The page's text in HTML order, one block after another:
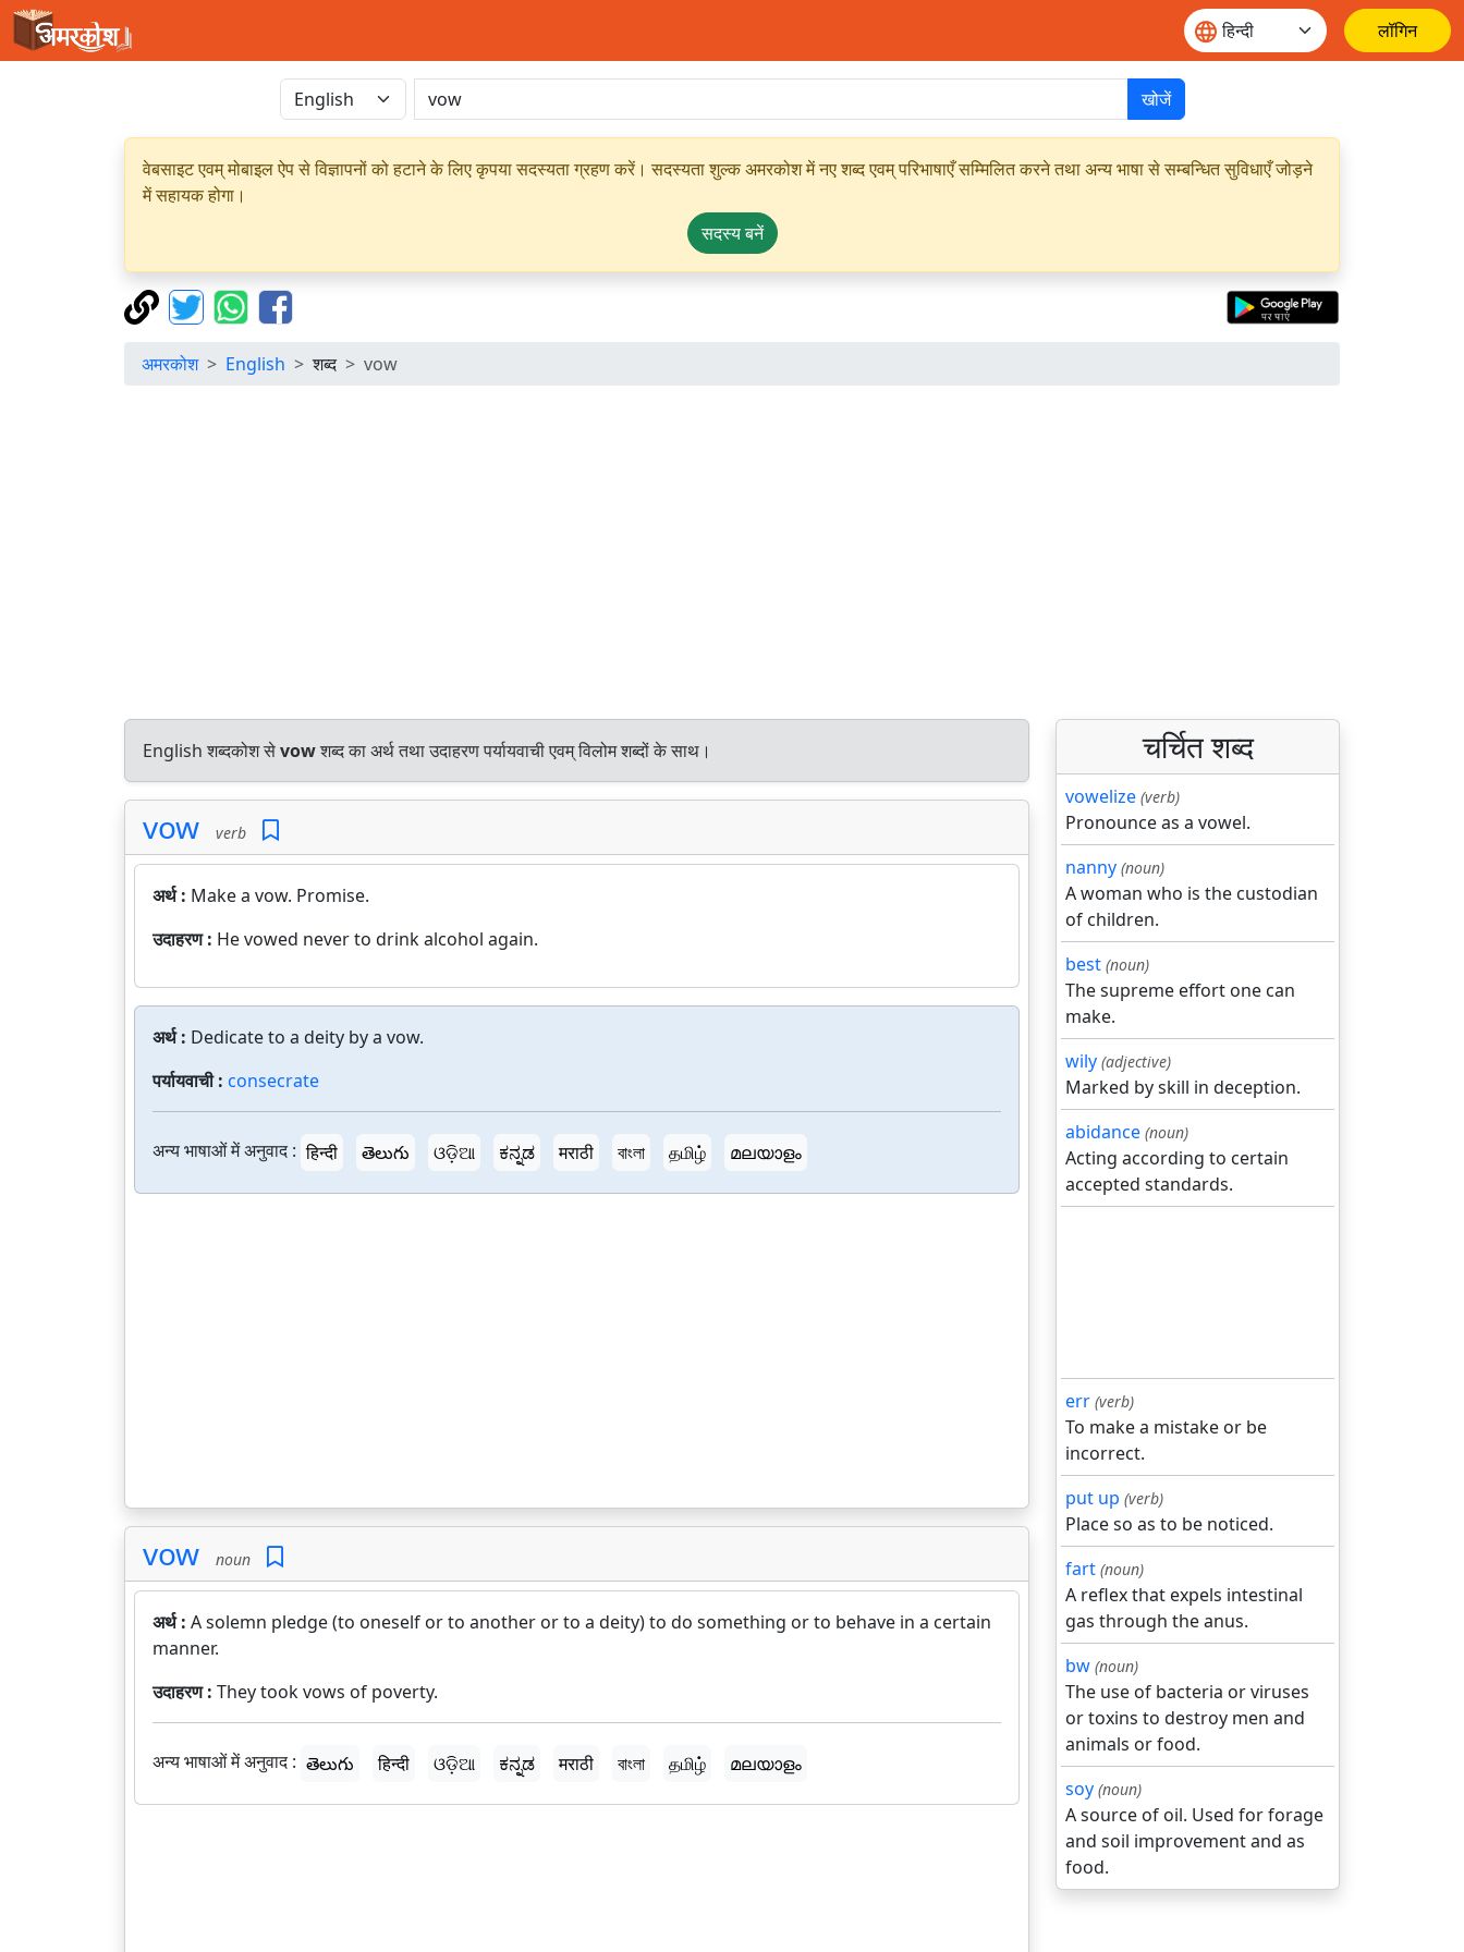
लॉगिन
खोजें
वेबसाइट एवम् मोबाइल ऐप से विज्ञापनों को हटाने के लिए कृपया सदस्यता ग्रहण करें। सदस्यता शुल्क अमरकोश में नए शब्द एवम् परिभाषाएँ सम्मिलित करने तथा अन्य भाषा से सम्बन्धित सुविधाएँ जोड़ने
में सहायक होगा।
सदस्य बनें
अमरकोश English शब्द vow
English शब्दकोश सेvowशब्द का अर्थ तथा उदाहरण पर्यायवाची एवम् विलोम शब्दों के साथ।
vow verb
अर्थ : Make a vow. Promise.
उदाहरण : He vowed never to drink alcohol again.
अर्थ : Dedicate to a deity by a vow.
पर्यायवाची : consecrate
अन्य भाषाओं में अनुवाद : हिन्दी తెలుగు ଓଡ଼ିଆ ಕನ್ನಡ मराठी বাংলা தமிழ் മലയാളം
vow noun
अर्थ : A solemn pledge (to oneself or to another or to a deity) to do something or to behave in a certain
manner.
उदाहरण : They took vows of poverty.
अन्य भाषाओं में अनुवाद : తెలుగు हिन्दी ଓଡ଼ିଆ ಕನ್ನಡ मराठी বাংলা தமிழ் മലയാളം
चर्चित शब्द
vowelize (verb)
Pronounce as a vowel.
nanny (noun)
A woman who is the custodian
of children.
best (noun)
The supreme effort one can
make.
wily (adjective)
Marked by skill in deception.
abidance (noun)
Acting according to certain
accepted standards.
err (verb)
To make a mistake or be
incorrect.
put up (verb)
Place so as to be noticed.
fart (noun)
A reflex that expels intestinal
gas through the anus.
bw (noun)
The use of bacteria or viruses
or toxins to destroy men and
animals or food.
soy (noun)
A source of oil. Used for forage
and soil improvement and as
food.